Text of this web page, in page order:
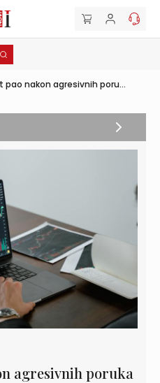
pao nakon agresivnih poru...
agresivnih poruka